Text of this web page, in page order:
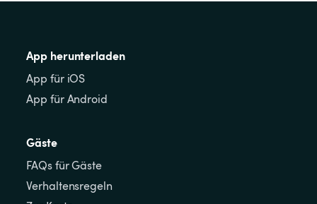
App herunterladen
App für iOS
App für Android
Gäste
FAQs für Gäste
Verhaltensregeln